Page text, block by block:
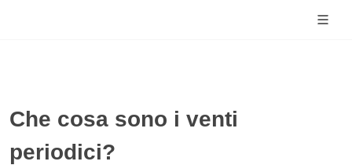
Che cosa sono i venti
periodici?